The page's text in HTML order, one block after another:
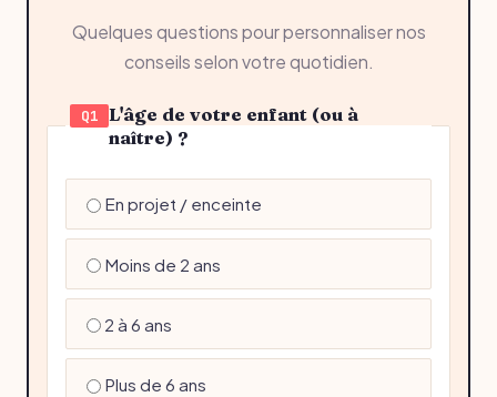
Quelques questions pour personnaliser nos
conseils selon votre quotidien.
Q1
L'âge de votre enfant (ou à
naître) ?
En projet / enceinte
Moins de 2 ans
2 à 6 ans
Plus de 6 ans